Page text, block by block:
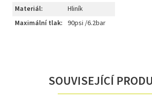
SOUVISEJÍCÍ
Materiál:
Hliník
Maximální tlak: 90psi /6.2bar